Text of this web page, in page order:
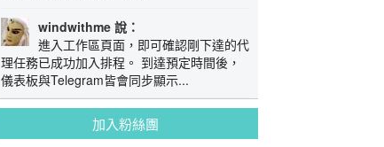
windwithme 說：
進入工作區頁面，即可確認剛下達的代
理任務已成功加入排程。 到達預定時間後，
儀表板與Telegram皆會同步顯示...
加入粉絲團